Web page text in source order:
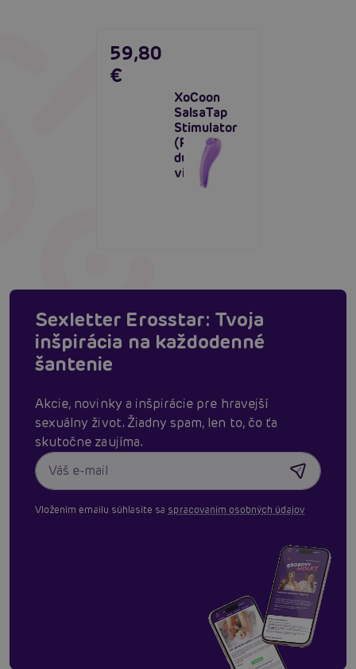
XoCoon
SalsaTap
Stimulator
(Purple),
duo
vibrátor
59,80
€
Sexletter Erosstar: Tvoja
inšpirácia na každodenné
šantenie
Akcie, novinky a inšpirácie pre hravejší
sexuálny život. Žiadny spam, len to, čo ťa
skutočne zaujíma.
Vložením emailu súhlasíte sa spracovaním osobných údajov